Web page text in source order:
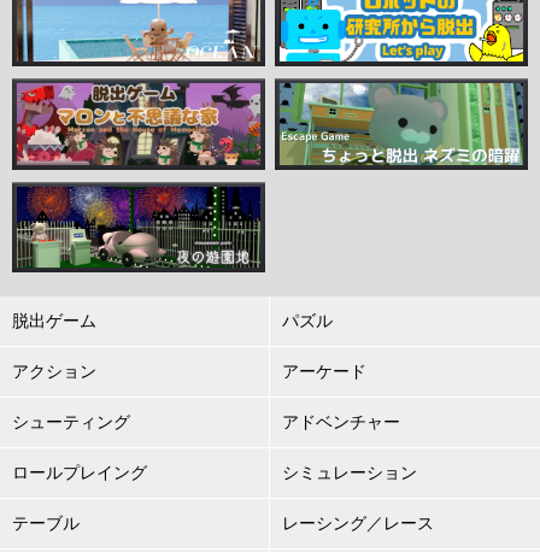
脱出ゲーム パズル
アクション アーケード
シューティング アドベンチャー
ロールプレイング シミュレーション
テーブル レーシング／レース